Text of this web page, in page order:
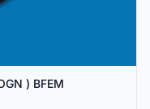
) BFEM